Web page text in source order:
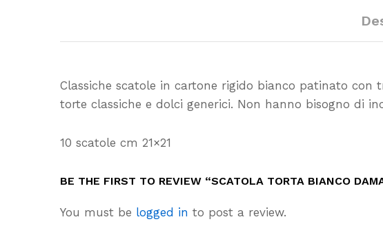
Classiche scatole in cartone rigido bianco patinato con
torte classiche e dolci generici. Non hanno bisogno di
10 scatole cm 21×21
BE THE FIRST TO REVIEW “SCATOLA TORTA BIANCO
You must be logged in to post a review.